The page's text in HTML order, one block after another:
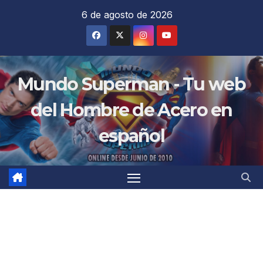
6 de agosto de 2026
Mundo Superman - Tu web
del Hombre de Acero en
español